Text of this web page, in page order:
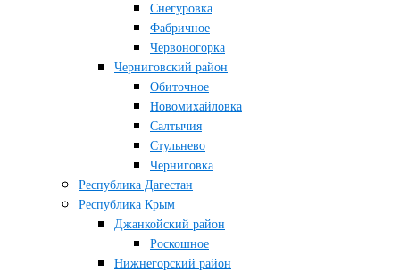
Снегуровка
Фабричное
Червоногорка
Черниговский район
Обиточное
Новомихайловка
Салтычия
Стульнево
Черниговка
Республика Дагестан
Республика Крым
Джанкойский район
Роскошное
Нижнегорский район